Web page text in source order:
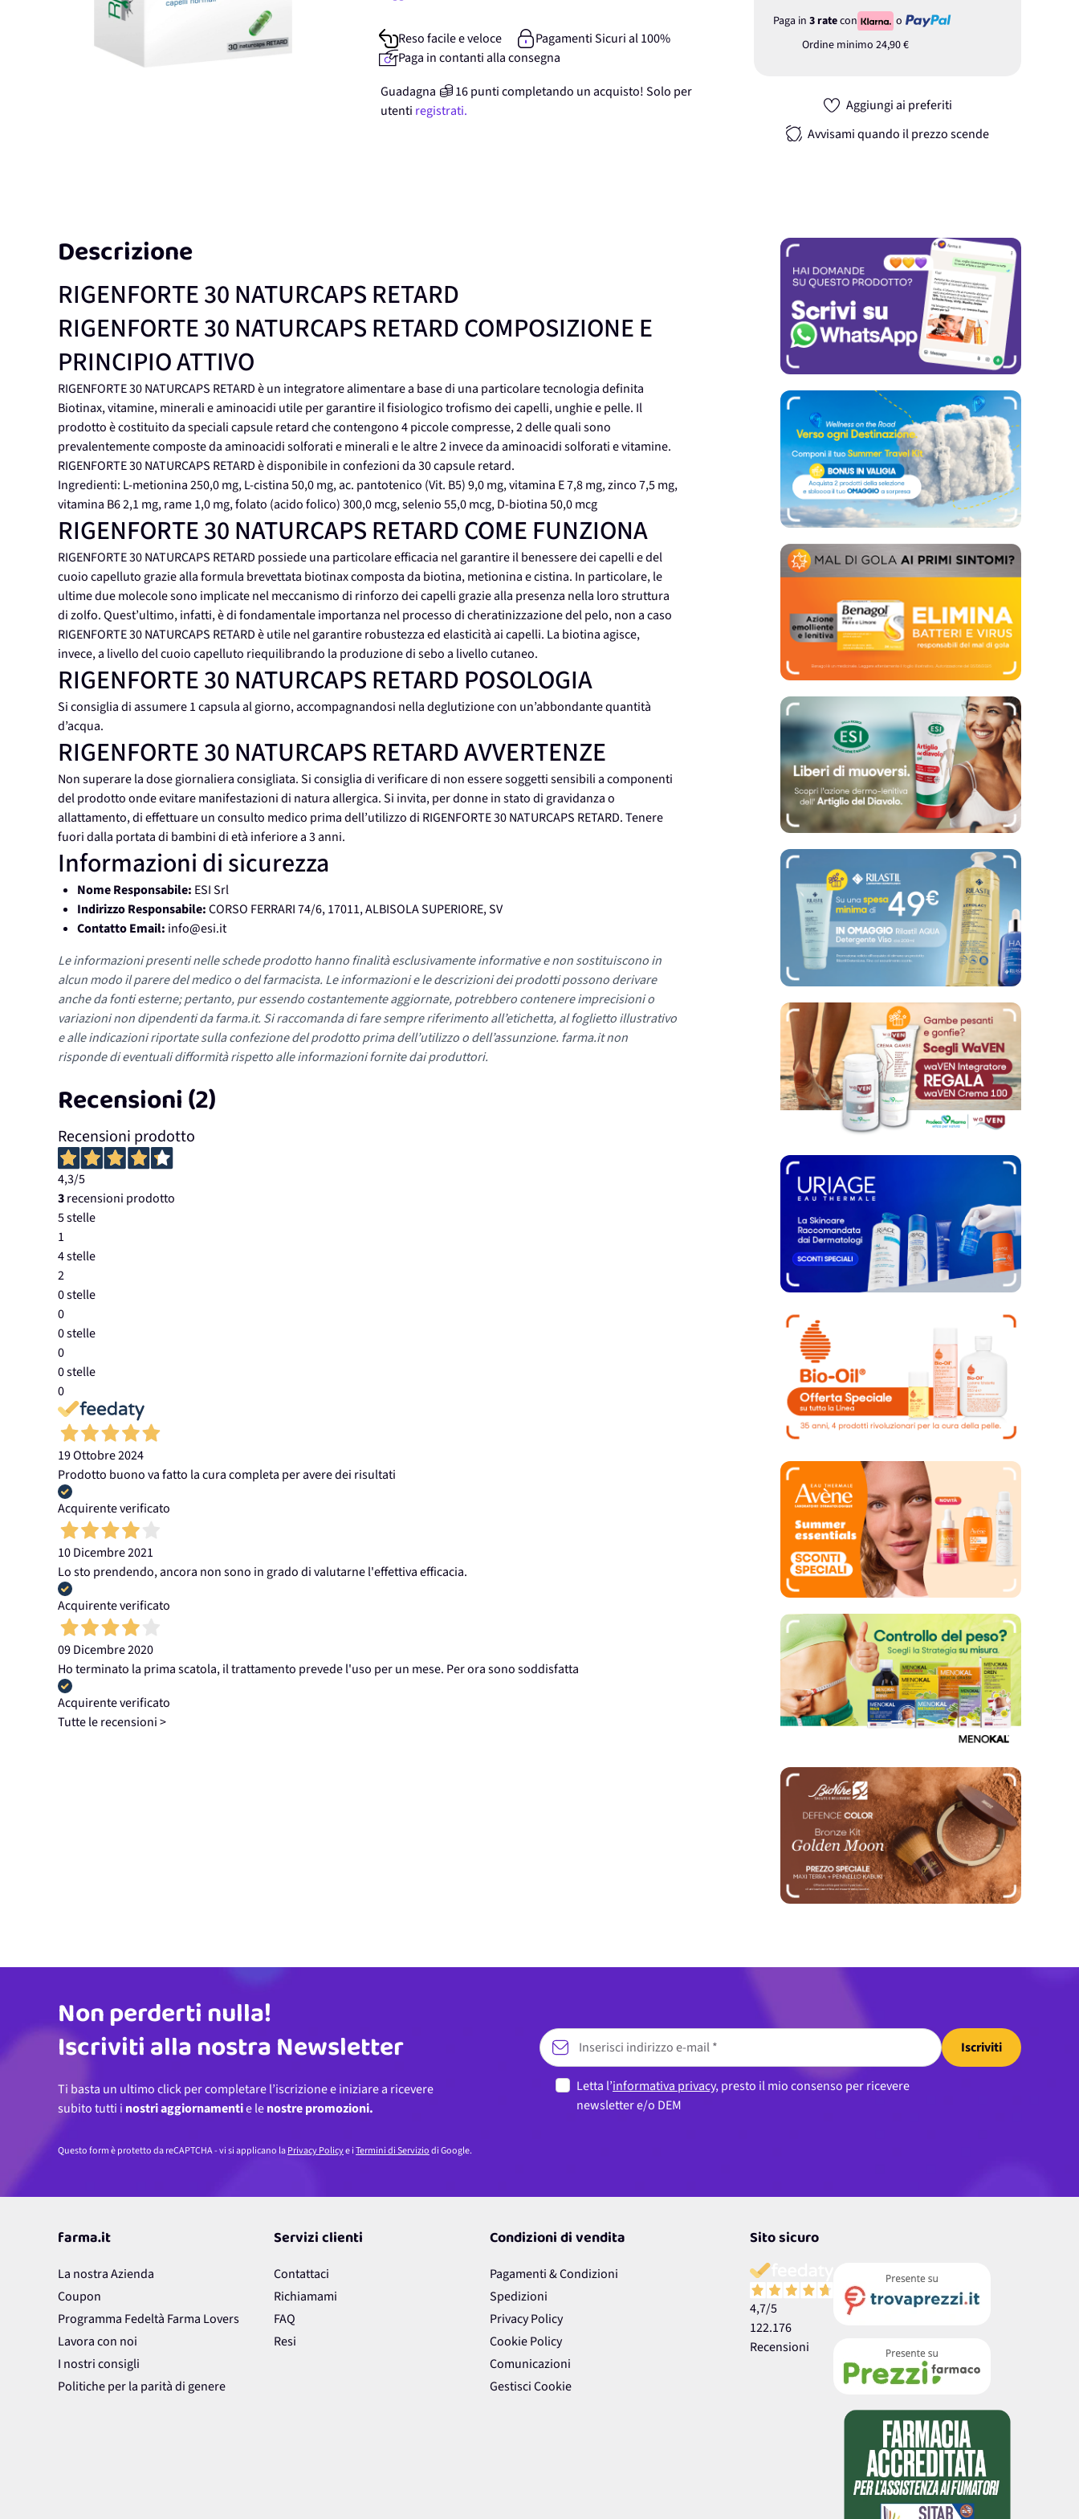
Paga in 3 ratecon
o
Ordine minimo 24,90 €
Aggiungi ai preferiti
Avvisami quando il prezzo scende
Reso facile e veloce
Pagamenti Sicuri al 100%
Paga in contanti alla consegna
Guadagna
16punticompletando un acquisto! Solo per
utenti registrati.
Descrizione
RIGENFORTE 30 NATURCAPS RETARD
RIGENFORTE 30 NATURCAPS RETARD COMPOSIZIONE E
PRINCIPIO ATTIVO
RIGENFORTE 30 NATURCAPS RETARD è un integratore alimentare a base di una particolare tecnologia definita
Biotinax, vitamine, minerali e aminoacidi utile per garantire il fisiologico trofismo dei capelli, unghie e pelle. Il
prodotto è costituito da speciali capsule retard che contengono 4 piccole compresse, 2 delle quali sono
prevalentemente composte da aminoacidi solforati e minerali e le altre 2 invece da aminoacidi solforati e vitamine.
RIGENFORTE 30 NATURCAPS RETARD è disponibile in confezioni da 30 capsule retard.
Ingredienti: L-metionina 250,0 mg, L-cistina 50,0 mg, ac. pantotenico (Vit. B5) 9,0 mg, vitamina E 7,8 mg, zinco 7,5 mg,
vitamina B6 2,1 mg, rame 1,0 mg, folato (acido folico) 300,0 mcg, selenio 55,0 mcg, D-biotina 50,0 mcg
RIGENFORTE 30 NATURCAPS RETARD COME FUNZIONA
RIGENFORTE 30 NATURCAPS RETARD possiede una particolare efficacia nel garantire il benessere dei capelli e del
cuoio capelluto grazie alla formula brevettata biotinax composta da biotina, metionina e cistina. In particolare, le
ultime due molecole sono implicate nel meccanismo di rinforzo dei capelli grazie alla presenza nella loro struttura
di zolfo. Quest’ultimo, infatti, è di fondamentale importanza nel processo di cheratinizzazione del pelo, non a caso
RIGENFORTE 30 NATURCAPS RETARD è utile nel garantire robustezza ed elasticità ai capelli. La biotina agisce,
invece, a livello del cuoio capelluto riequilibrando la produzione di sebo a livello cutaneo.
RIGENFORTE 30 NATURCAPS RETARD POSOLOGIA
Si consiglia di assumere 1 capsula al giorno, accompagnandosi nella deglutizione con un’abbondante quantità
d’acqua.
RIGENFORTE 30 NATURCAPS RETARD AVVERTENZE
Non superare la dose giornaliera consigliata. Si consiglia di verificare di non essere soggetti sensibili a componenti
del prodotto onde evitare manifestazioni di natura allergica. Si invita, per donne in stato di gravidanza o
allattamento, di effettuare un consulto medico prima dell’utilizzo di RIGENFORTE 30 NATURCAPS RETARD. Tenere
fuori dalla portata di bambini di età inferiore a 3 anni.
Informazioni di sicurezza
Nome Responsabile: ESI Srl
Indirizzo Responsabile:CORSO FERRARI 74/6, 17011, ALBISOLA SUPERIORE, SV
Contatto Email: info@esi.it
Le informazioni presenti nelle schede prodotto hanno finalità esclusivamente informative e non sostituiscono in
alcun modo il parere del medico o del farmacista. Le informazioni e le descrizioni dei prodotti possono derivare
anche da fonti esterne; pertanto, pur essendo costantemente aggiornate, potrebbero contenere imprecisioni o
variazioni non dipendenti da farma.it. Si raccomanda di fare sempre riferimento all’etichetta, al foglietto illustrativo
e alle indicazioni riportate sulla confezione del prodotto prima dell’utilizzo o dell’assunzione. farma.it non
risponde di eventuali difformità rispetto alle informazioni fornite dai produttori.
Recensioni (2)
Recensioni prodotto
4,3/5
3recensioni prodotto
5 stelle
1
4 stelle
2
0 stelle
0
0 stelle
0
0 stelle
0
19 Ottobre 2024
Prodotto buono va fatto la cura completa per avere dei risultati
Acquirente verificato
10 Dicembre 2021
Lo sto prendendo, ancora non sono in grado di valutarne l'effettiva efficacia.
Acquirente verificato
09 Dicembre 2020
Ho terminato la prima scatola, il trattamento prevede l'uso per un mese. Per ora sono soddisfatta
Acquirente verificato
Tutte le recensioni >
Indirizzo email
Non perderti nulla!
Iscriviti alla nostra Newsletter
Ti basta un ultimo click per completare l’iscrizione e iniziare a ricevere
subito tutti i nostri aggiornamentie lenostre promozioni.
Iscriviti
Letta l’informativa privacy, presto il mio consenso per ricevere
newsletter e/o DEM
Questo form è protetto da reCAPTCHA - vi si applicano laPrivacy Policye iTermini di Serviziodi Google.
farma.it
La nostra Azienda
Coupon
Programma Fedeltà Farma Lovers
Lavora con noi
I nostri consigli
Politiche per la parità di genere
Servizi clienti
Contattaci
Richiamami
FAQ
Resi
Condizioni di vendita
Pagamenti & Condizioni
Spedizioni
Privacy Policy
Cookie Policy
Comunicazioni
Gestisci Cookie
Sito sicuro
4,7/5
122.176
Recensioni